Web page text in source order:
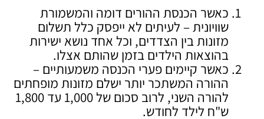
כאשר הכנסת ההורים דומה והמשמורת
שוויונית – לעיתים לא ייפסק כלל תשלום
מזונות בין הצדדים, וכל אחד נושא ישירות
בהוצאות הילדים בזמן שהותם אצלו.
כאשר קיימים פערי הכנסה משמעותיים –
ההורה המשתכר יותר ישלם מזונות מופחתים
להורה השני, לרוב סכום של 1,000 עד 1,800
ש"ח לילד לחודש.